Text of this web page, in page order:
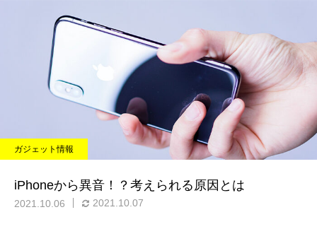
ご紹介とお知らせ
ご愛顧に感謝 大宮マルイ店
の閉店と新店舗のご案内
ご紹介とお知らせ
ついにオープン！『ナ
イン.com 大宮駅前店』
ガジェット情報
iPhoneから異音！？考えられる原因とは
2021.10.06 2021.10.07